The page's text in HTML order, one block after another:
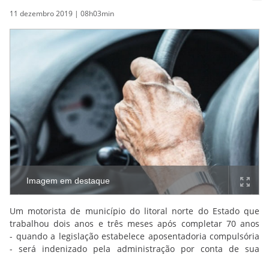
11 dezembro 2019 | 08h03min
Imagem em destaque
Um motorista de município do litoral norte do Estado que
trabalhou dois anos e três meses após completar 70 anos
- quando a legislação estabelece aposentadoria compulsória
- será indenizado pela administração por conta de sua